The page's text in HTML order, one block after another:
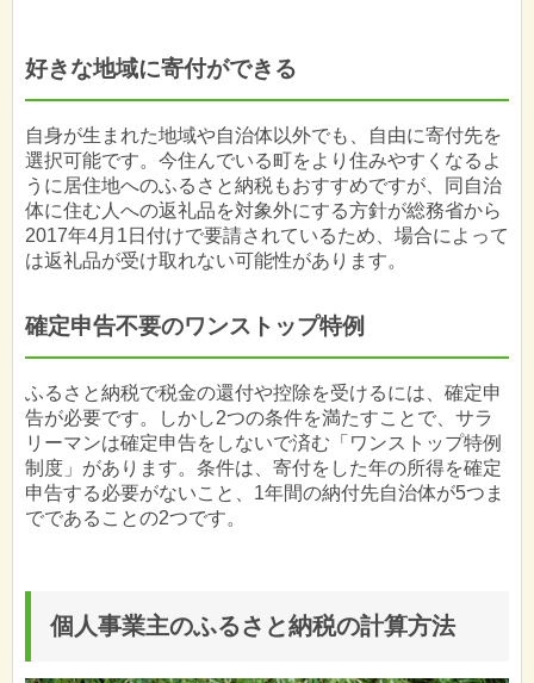
好きな地域に寄付ができる
自身が生まれた地域や自治体以外でも、自由に寄付先を
選択可能です。今住んでいる町をより住みやすくなるよ
うに居住地へのふるさと納税もおすすめですが、同自治
体に住む人への返礼品を対象外にする方針が総務省から
2017年4月1日付けで要請されているため、場合によって
は返礼品が受け取れない可能性があります。
確定申告不要のワンストップ特例
ふるさと納税で税金の還付や控除を受けるには、確定申
告が必要です。しかし2つの条件を満たすことで、サラ
リーマンは確定申告をしないで済む「ワンストップ特例
制度」があります。条件は、寄付をした年の所得を確定
申告する必要がないこと、1年間の納付先自治体が5つま
でであることの2つです。
個人事業主のふるさと納税の計算方法